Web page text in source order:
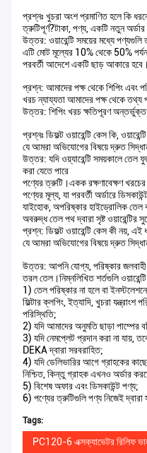
প্রশ্নঃ খুচরা অংশ প্রমাণিত হলে কি
ত্রুটিপূর্ণ?টাকা, পণ্য, একটি নতুন
উত্তর: ওয়ারেন্টি সময়ের মধ্যে পণ্যগুলি
এটি মোট মূল্যের 10% থেকে 50%
পরবর্তী আদেশে একটি ছাড় আকারে হবে।
প্রশ্ন: আমাদের পক্ষ থেকে শিপিং এবং
খরচ ন্যায্যতা আমাদের পক্ষ থেকে তথ্য
উত্তর: শিপিং খরচ ক্ষতিপূরণ অন্তর্ভুক্ত
প্রশ্নঃ ডিফল্ট ওয়ারেন্টি কেস কি,
যে আমরা অভিযোগের বিষয়ে দ্রুত
উত্তর: যদি ওয়্যারেন্টি সময়কালে তেল
করা যেতে পারে
পণ্যের ত্রুটি।একক রক্ষণাবেক্ষণ
পণ্যের মূল্য, যা পরবর্তী অর্ডারে
যাইহোক, অপরিষ্কার হাইড্রোলিক তেল
অবরুদ্ধ তেল পথ দ্বারা সৃষ্ট ওয়ারেন্টির
প্রশ্ন: ডিফল্ট ওয়ারেন্টি কেস কী নয়, এই
যে আমরা অভিযোগের বিষয়ে দ্রুত
উত্তর: আপনি যোগ্য, পরিষ্কার জলবাহী
তরল তেল।নিম্নলিখিত শর্তগুলি
1) তেল পরিষ্কার না হলে বা
ফিল্টার ক্লগিং, ইত্যাদি, খুচরা যন্ত্রাংশ
পরিস্থিতি;
2) যদি আমাদের অনুমতি ছাড়া পাম্পের
3) যদি নেমপ্লেট প্রদান করা না যায়,
DEKA দ্বারা সরবরাহিত;
4) যদি ডেলিভারির আগে গ্রাহকের কাছে
নিশ্চিত, কিন্তু গ্রাহক এখনও অর্ডার
5) বিশেষ অফার এবং ডিসকাউন্ট পণ্য;
6) পণ্যের ত্রুটিগুলি পণ্য নিজেই দ্বারা
Tags:
PC120-6 এক্সক্যাভেটর রিলিফ